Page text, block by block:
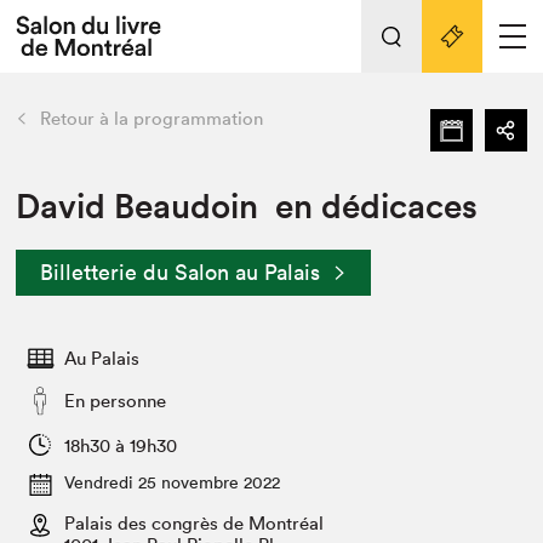
Espace médias
Espace exposant⋅e⋅s
Tout sur l'édition 2022
Actualités
Vidéos et Balados
Club de lecture Braindate
retour Nos activités
Édition 2022
Nous connaître
Projets partenaires 2022
Archives
Liens pratiques
Retour à la programmation
David Beaudoin en dédicaces
Billetterie du Salon au Palais
Au Palais
En personne
18h30 à 19h30
Vendredi 25 novembre 2022
Palais des congrès de Montréal